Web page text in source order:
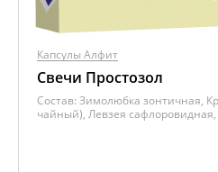
Капсулы Алфит
Свечи Простозол
Состав: Зимолюбка зонтичная,
чайный), Левзея